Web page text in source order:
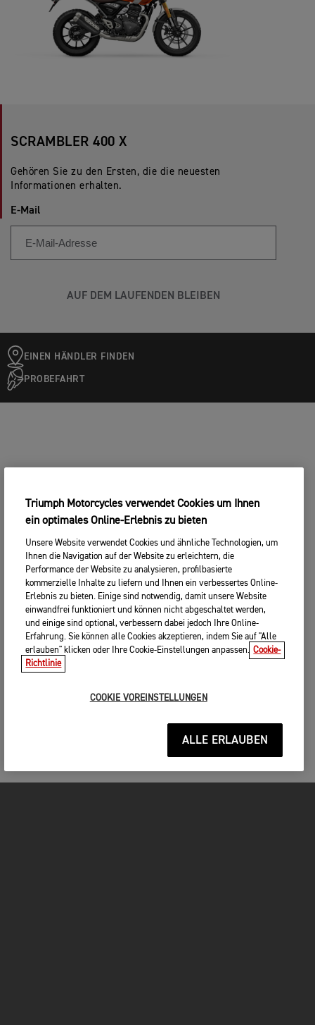
SCRAMBLER 400 X
Gehören Sie zu den Ersten, die die neuesten
Informationen erhalten.
E-Mail
AUF DEM LAUFENDEN BLEIBEN
EINEN HÄNDLER FINDEN
PROBEFAHRT
Triumph Motorcycles verwendet Cookies um Ihnen
ein optimales Online-Erlebnis zu bieten
Unsere Website verwendet Cookies und ähnliche Technologien, um
Ihnen die Navigation auf der Website zu erleichtern, die
Performance der Website zu analysieren, profilbasierte
kommerzielle Inhalte zu liefern und Ihnen ein verbessertes Online-
Erlebnis zu bieten. Einige sind notwendig, damit unsere Website
einwandfrei funktioniert und können nicht abgeschaltet werden,
und einige sind optional, verbessern dabei jedoch Ihre Online-
Erfahrung. Sie können alle Cookies akzeptieren, indem Sie auf "Alle
erlauben" klicken oder Ihre Cookie-Einstellungen anpassen. Cookie-
Richtlinie
COOKIE VOREINSTELLUNGEN
ALLE ERLAUBEN